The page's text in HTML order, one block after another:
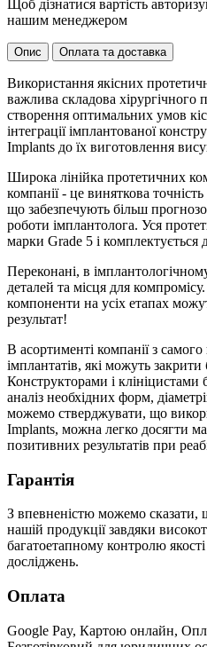
Щоб дізнатися вартість
нашим менеджером
Опис Оплата та доставка
Використання якісних
важлива складова хірургічного
створення оптимальних умов
інтеграції імплантованої
Implants до їх виготовлення
Широка лінійка протетичних
компанії - це виняткова
що забезпечують більш
роботи імплантолога. Уся
марки Grade 5 і комплектується
Переконані, в
деталей та місця для
компоненти на усіх етапах
результат!
В асортименті компанії з
імплантатів, які можуть закрити
Конструкторами і клініцистами
аналіз необхідних форм,
можемо стверджувати, що
Implants, можна легко досягти
позитивних результатів при
Гарантія
З впевненістю можемо сказати,
нашій продукції завдяки
багатоетапному контролю
досліджень.
Оплата
Google Pay, Картою онлайн,